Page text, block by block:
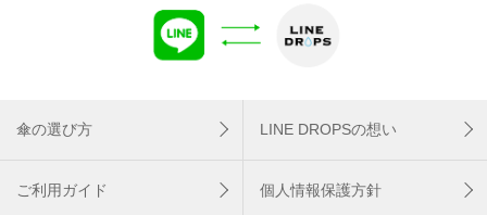
傘の選び方 LINE DROPSの想い
ご利用ガイド 個人情報保護方針